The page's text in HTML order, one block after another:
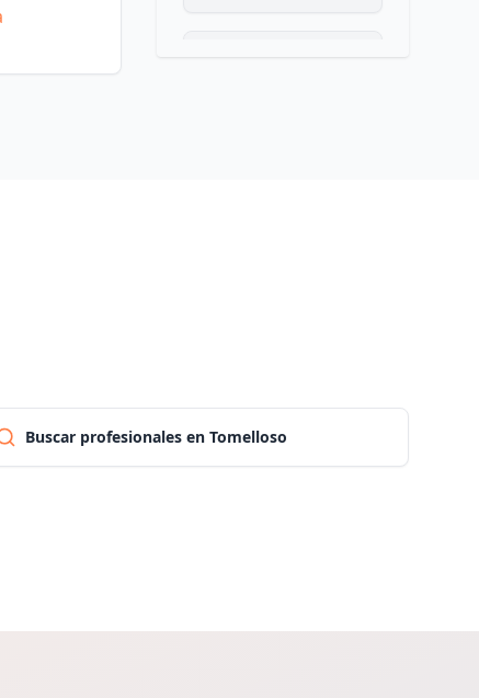
Santa cruz de tenerife
Buscar profesionales en Tomelloso